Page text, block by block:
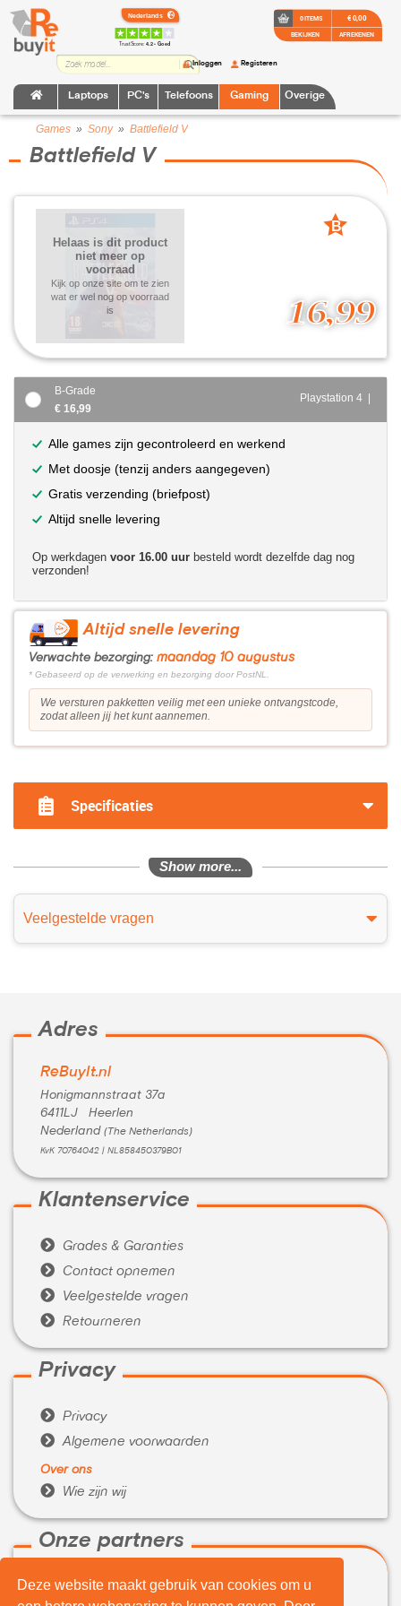
Deze website maakt gebruik van cookies om u
TrustScore:4.2 • Goed
Laptops PC's Telefoons Gaming Overige
Inloggen Registeren
0 ITEMS
BEKIJKEN
€ 0,00
AFREKENEN
Games » Sony» Battlefield V
Battlefield V
16,99
Helaas is dit product
niet meer op
voorraad
Kijk op onze site om te zien
wat er wel nog op voorraad
is
B
B-Grade
€ 16,99
Playstation 4 |
Alle games zijn gecontroleerd en werkend
Met doosje (tenzij anders aangegeven)
Gratis verzending (briefpost)
Altijd snelle levering
Op werkdagen voor 16.00 uur besteld wordt dezelfde dag nog
verzonden!
Altijd snelle levering
Verwachte bezorging: maandag 10 augustus
* Gebaseerd op de verwerking en bezorging door PostNL.
We versturen pakketten veilig met een unieke ontvangstcode,
zodat alleen jij het kunt aannemen.
Specificaties
Show more...
Veelgestelde vragen
Adres
ReBuyIt.nl
Honigmannstraat 37a
6411LJ Heerlen
Nederland (The Netherlands)
KvK 70764042 | NL858450379B01
Klantenservice
 Grades & Garanties
 Contact opnemen
 Veelgestelde vragen
 Retourneren
Privacy
 Privacy
 Algemene voorwaarden
Over ons
 Wie zijn wij
Onze partners
 WeBuyIt.nl